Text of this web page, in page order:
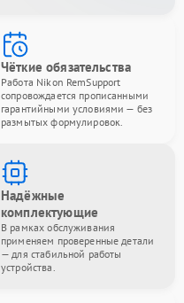
Чёткие обязательства
Работа Nikon RemSupport
сопровождается прописанными
гарантийными условиями — без
размытых формулировок.
Надёжные
комплектующие
В рамках обслуживания
применяем проверенные детали
— для стабильной работы
устройства.